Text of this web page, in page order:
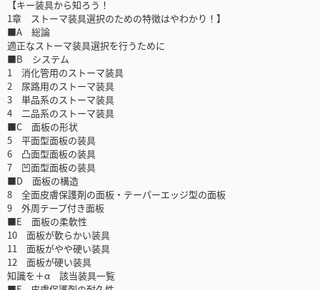
【キー装具から知ろう！
1章 ストーマ装具選択のための特徴はやわかり！】
■A 総論
適正なストーマ装具選択を行うために
■B システム
1 消化管用のストーマ装具
2 尿路用のストーマ装具
3 単品系のストーマ装具
4 二品系のストーマ装具
■C 面板の形状
5 平面型面板の装具
6 凸面型面板の装具
7 凹面型面板の装具
■D 面板の構造
8 全面皮膚保護剤の面板・テーパーエッジ型の面板
9 外周テープ付き面板
■E 面板の柔軟性
10 面板が軟らかい装具
11 面板がやや硬い装具
12 面板が硬い装具
知識を＋α 該当装具一覧